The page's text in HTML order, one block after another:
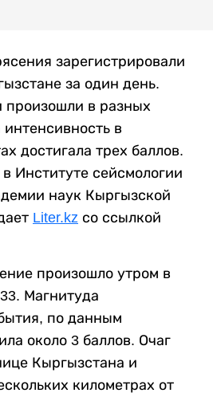
зарегистрировали
за один день.
произошли в разных
в
достигала трех баллов.
Институте сейсмологии
наук Кыргызской
Liter.kz со ссылкой
произошло утром в
Магнитуда
по данным
около 3 баллов. Очаг
Кыргызстана и
километрах от